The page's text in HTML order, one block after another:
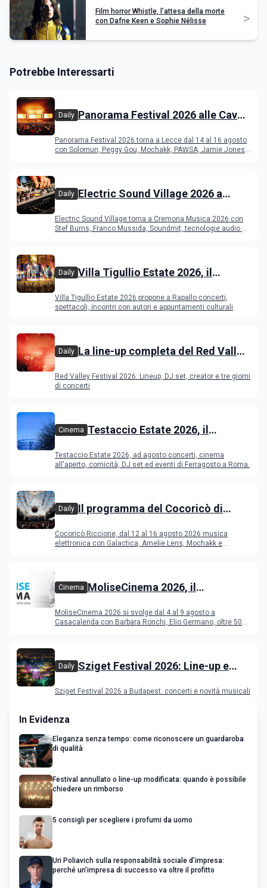
Film horror Whistle, l’attesa della morte
con Dafne Keen e Sophie Nélisse
>
Potrebbe Interessarti
Daily Panorama Festival 2026 alle Cave
programma
Panorama Festival 2026 torna a Lecce dal 14 al 16 agosto
con Solomun, Peggy Gou, Mochakk, PAWSA, Jamie Jones
Daily Electric Sound Village 2026 a
Young Band Contest, il programma
Electric Sound Village torna a Cremona Musica 2026 con
Stef Burns, Franco Mussida, Soundmit, tecnologie audio e
Daily Villa Tigullio Estate 2026, il
Villa Tigullio Estate 2026 propone a Rapallo concerti,
spettacoli, incontri con autori e appuntamenti culturali
Daily La line-up completa del Red Valley
Red Valley Festival 2026: Lineup, DJ set, creator e tre giorni
di concerti
Cinema Testaccio Estate 2026, il
Ferragosto
Testaccio Estate 2026, ad agosto concerti, cinema
all'aperto, comicità, DJ set ed eventi di Ferragosto a Roma.
Daily Il programma del Cocoricò di
Cocoricò Riccione, dal 12 al 16 agosto 2026 musica
elettronica con Galactica, Amelie Lens, Mochakk e
Cinema MoliseCinema 2026, il
MoliseCinema 2026 si svolge dal 4 al 9 agosto a
Casacalenda con Barbara Ronchi, Elio Germano, oltre 50
Daily Sziget Festival 2026: Line-up e
Sziget Festival 2026 a Budapest: concerti e novità musicali
In Evidenza
Eleganza senza tempo: come riconoscere un guardaroba
di qualità
Festival annullato o line-up modificata: quando è possibile
chiedere un rimborso
5 consigli per scegliere i profumi da uomo
Uri Poliavich sulla responsabilità sociale d’impresa:
perché un’impresa di successo va oltre il profitto